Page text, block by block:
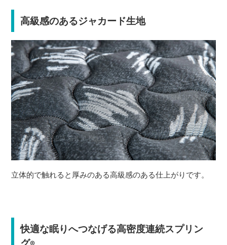
高級感のあるジャカード生地
立体的で触れると厚みのある高級感のある仕上がりです。
快適な眠りへつなげる高密度連続スプリン